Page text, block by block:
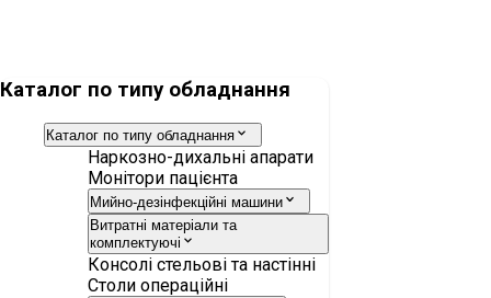
Каталог по типу обладнання
Каталог по типу обладнання
Наркозно-дихальні апарати
Монітори пацієнта
Мийно-дезінфекційні машини
Витратні матеріали та
комплектуючі
Консолі стельові та настінні
Столи операційні